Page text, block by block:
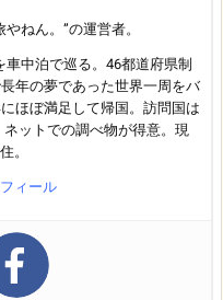
ねん。”の運営者。
中泊で巡る。46都道府県制
年の夢であった世界一周をバ
ほぼ満足して帰国。訪問国は
ットでの調べ物が得意。現
。
ィール